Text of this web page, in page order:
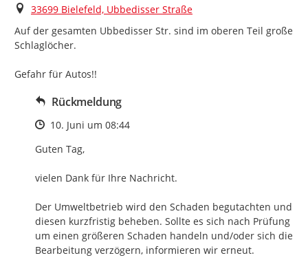
Ort
33699 Bielefeld, Ubbedisser Straße
Auf der gesamten Ubbedisser Str. sind im oberen Teil große
Schlaglöcher.
Gefahr für Autos!!
Rückmeldung
Zeitpunkt des Erstellens
10. Juni um 08:44
Guten Tag,
vielen Dank für Ihre Nachricht.
Der Umweltbetrieb wird den Schaden begutachten und
diesen kurzfristig beheben. Sollte es sich nach Prüfung
um einen größeren Schaden handeln und/oder sich die
Bearbeitung verzögern, informieren wir erneut.